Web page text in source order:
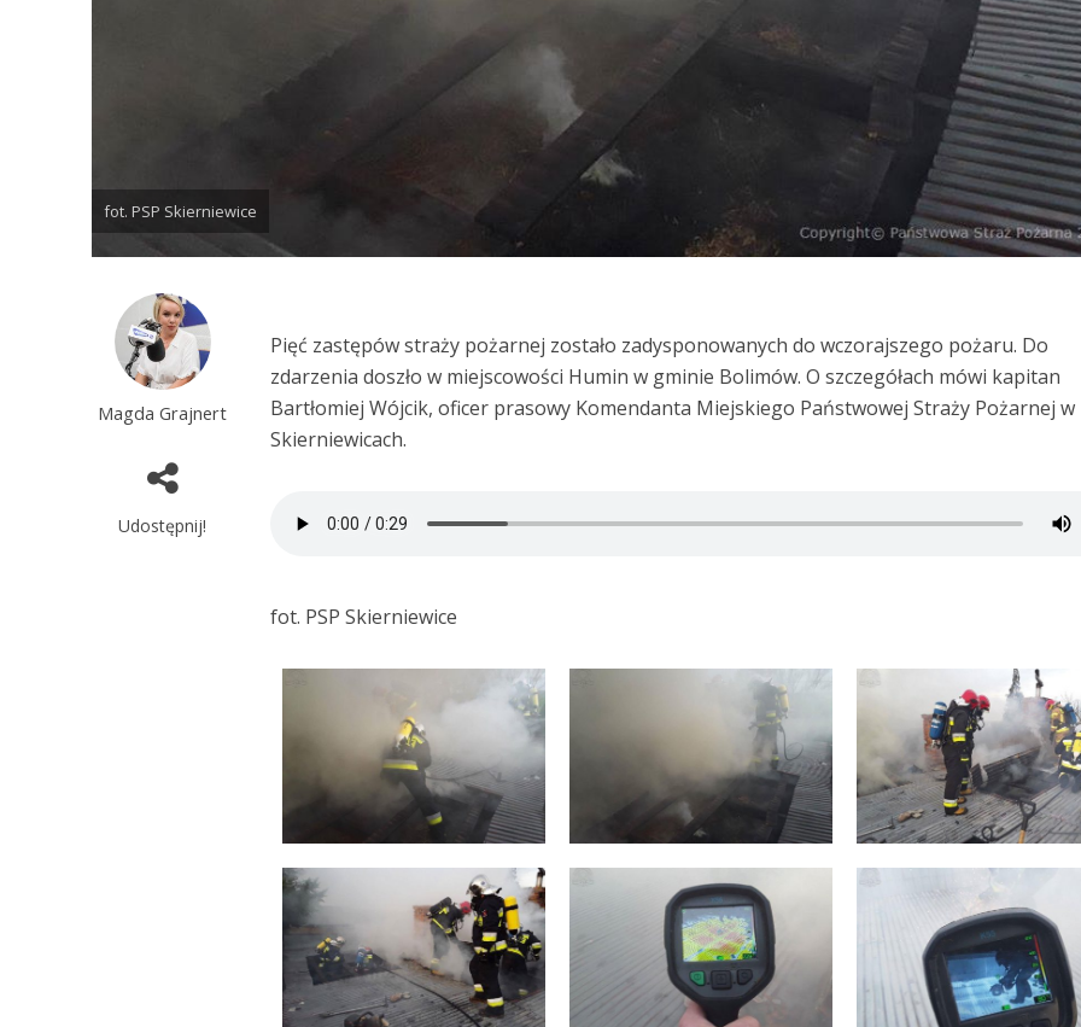
fot. PSP Skierniewice
Magda Grajnert
Udostępnij!
Pięć zastępów straży pożarnej zostało zadysponowanych do wczorajszego pożaru. Do
zdarzenia doszło w miejscowości Humin w gminie Bolimów. O szczegółach mówi kapitan
Bartłomiej Wójcik, oficer prasowy Komendanta Miejskiego Państwowej Straży Pożarnej w
Skierniewicach.
fot. PSP Skierniewice